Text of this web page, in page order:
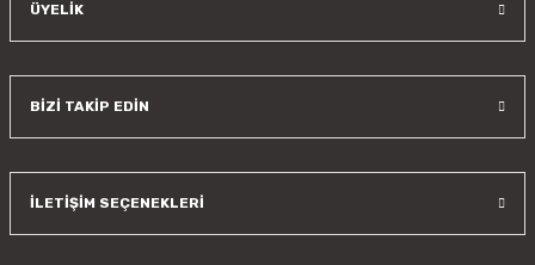
ÜYELİK
BİZİ TAKİP EDİN
İLETİŞİM SEÇENEKLERİ